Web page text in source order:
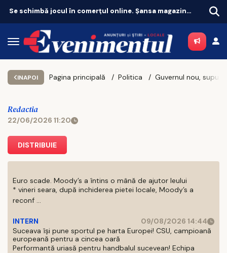
Panică în Europa! Eclipsa de miercuri lovește un sistem deja împins la limită
INAPOI Pagina principală Politica
Redactia
22/06/2026 11:20
DISTRIBUIE
Euro scade. Moody’s a întins o mână de ajutor leului
* vineri seara, după inchiderea pietei locale, Moody’s a
reconf ...
INTERN
09/08/2026 14:44
Suceava își pune sportul pe harta Europei! CSU, campioană
europeană pentru a cincea oară
Performantă uriasă pentru handbalul sucevean! Echipa